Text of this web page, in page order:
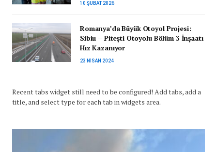
10 ŞUBAT 2026
Romanya’da Büyük Otoyol Projesi:
Sibiu – Pitești Otoyolu Bölüm 3 İnşaatı
Hız Kazanıyor
23 NISAN 2024
Recent tabs widget still need to be configured! Add tabs, add a
title, and select type for each tab in widgets area.